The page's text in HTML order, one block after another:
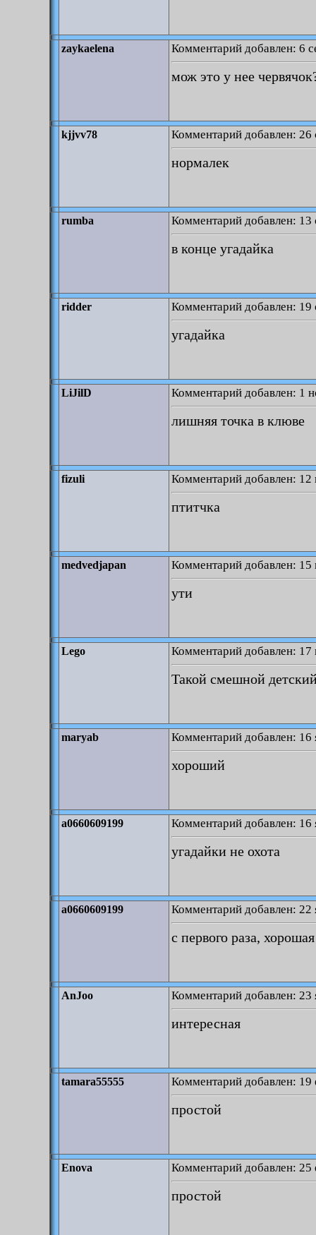
zaykaelena Комментарий добавлен: 6
мож это у нее
kjjvv78 Комментарий добавлен: 26
нормалек
rumba Комментарий добавлен: 13
в конце угадайка
ridder Комментарий добавлен: 19
угадайка
LiJilD Комментарий добавлен: 1
лишняя точка в клюве
fizuli Комментарий добавлен: 12
птитчка
medvedjapan Комментарий добавлен: 15
ути
Lego Комментарий добавлен: 17
Такой смешной
maryab Комментарий добавлен: 16
хороший
a0660609199 Комментарий добавлен: 16
угадайки не охота
a0660609199 Комментарий добавлен: 22
с первого раза,
AnJoo Комментарий добавлен: 23
интересная
tamara55555 Комментарий добавлен: 19
простой
Enova Комментарий добавлен: 25
простой